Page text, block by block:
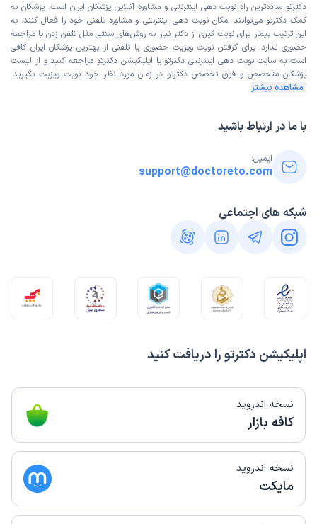
اپلیکیشن دکترتو را دریافت کنید
نسخه اندروید
کافه بازار
نسخه اندروید
مایکت
دکترتو ساده‌ترین راه نوبت‌ دهی اینترنتی و مشاوره آنلاین پزشکان ایران است. پزشکان به
کمک دکترتو می‌توانند امکان نوبت دهی اینترنتی و مشاوره تلفنی خود را فعال کنند. به
این ترتیب بیمار برای نوبت گیری از دکتر نیاز به روش‌های سنتی مثل تلفن زدن یا مراجعه
حضوری ندارد. برای گرفتن نوبت ویزیت حضوری یا تلفنی از بهترین پزشکان ایران کافی
است به سایت نوبت دهی اینترنتی دکترتو یا اپلیکیشن دکترتو مراجعه کنید و از لیست
پزشکان متخصص و فوق تخصص دکترتو در زمان مورد نظر خود نوبت ویزیت بگیرید.
مشاهده بیشتر
با ما در ارتباط باشید
ایمیل:
support@doctoreto.com
شبکه های اجتماعی